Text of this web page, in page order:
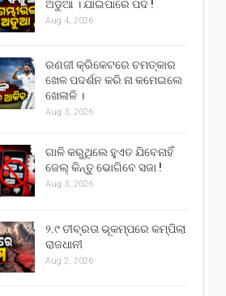
ଅଡୁଆ । ଯାଇପାରେ ପଦ !
Aug 4, 2026
ରଣଜୀ କ୍ରିକେଟରେ ଚମତ୍କାର
ଖେଳ ପଦର୍ଶନ କରି ନା କମେଇଲେ
ଖେଳାଳି ।
Aug 3, 2026
ଗାଳି କରୁଥିଲେ ହୁଏତ ଯିବେନାହିଁ
ଜେଲ୍ କିନ୍ତୁ ଭୋଗିବେ ସଜା !
Aug 3, 2026
୨.୯ ତୀବ୍ରତା ଭୂକମ୍ପରେ କମ୍ପିଲା
ରାଜଧାନୀ
Aug 2, 2026